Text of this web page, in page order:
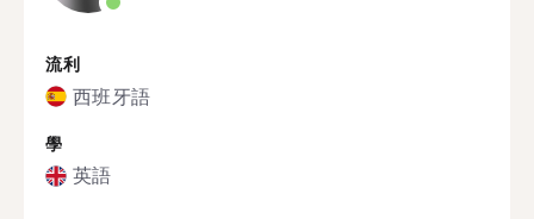
流利
西班牙語
學
英語